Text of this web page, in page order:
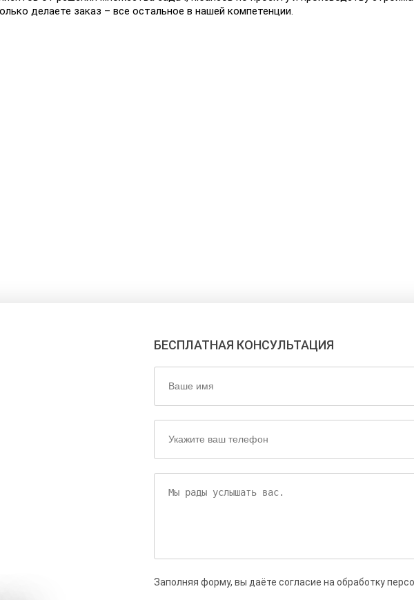
делаете заказ – все остальное в нашей компетенции.
БЕСПЛАТНАЯ КОНСУЛЬТАЦИЯ
Заполняя форму, вы даёте согласие на обработку